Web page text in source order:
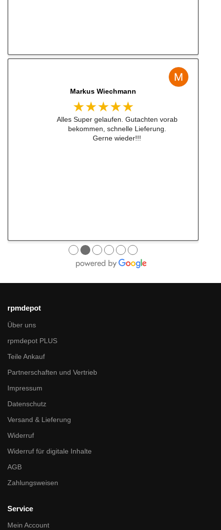
Jens Albert
★★★★★
Super Service, schnelle Bearbeiten und
Lieferung ! Immer wieder gerne !!!
●●●●●●
rpmdepot
Über uns
rpmdepot PLUS
Teile Ankauf
Partnerschaften und Vertrieb
Impressum
Datenschutz
Versand & Lieferung
Widerruf
Widerruf für digitale Inhalte
AGB
Zahlungsweisen
Service
Mein Account